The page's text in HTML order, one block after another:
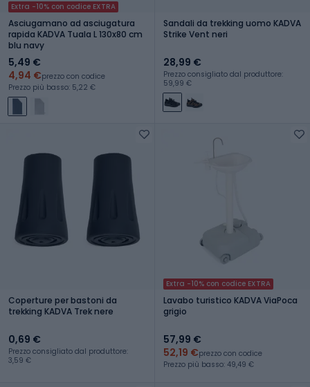
Extra -10% con codice EXTRA
Asciugamano ad asciugatura
rapida KADVA Tuala L 130x80 cm
blu navy
5,49 €
4,94 €prezzo con codice
Prezzo più basso: 5,22 €
Sandali da trekking uomo KADVA
Strike Vent neri
28,99 €
Prezzo consigliato dal produttore:
59,99 €
Coperture per bastoni da
trekking KADVA Trek nere
0,69 €
Prezzo consigliato dal produttore:
3,59 €
Extra -10% con codice EXTRA
Lavabo turistico KADVA ViaPoca
grigio
57,99 €
52,19 €prezzo con codice
Prezzo più basso: 49,49 €